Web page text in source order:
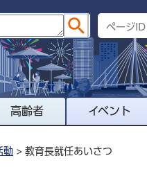
高齢者 イベント
動 > 教育長就任あいさつ